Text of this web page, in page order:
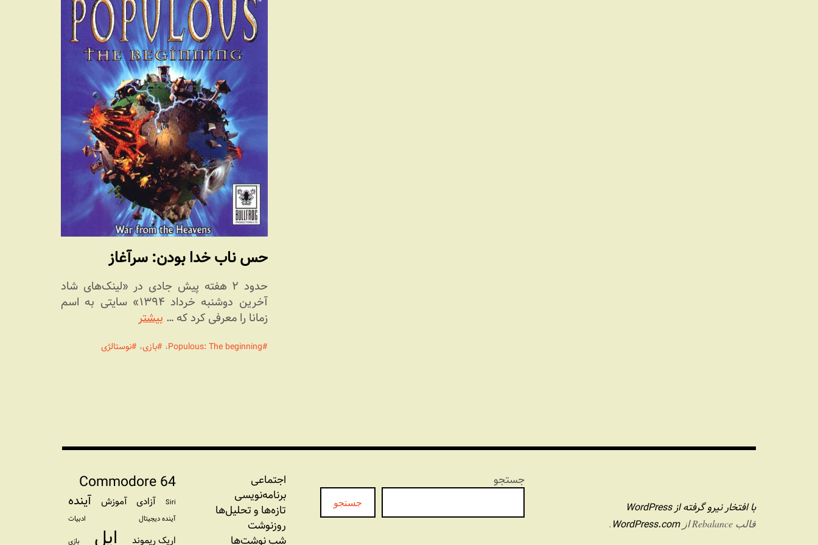
حس ناب خدا بودن: سرآغاز
حدود ۲ هفته پیش جادی در «لینک‌های شاد
آخرین دوشنبه خرداد ۱۳۹۴» سایتی به اسم
زمانا را معرفی کرد که …بیشتر
Populous: The beginning، بازی، نوستالژی
جستجو
جستجو
اجتماعی
برنامه‏‌نویسی
تازه‌‌ها و تحلیل‌ها
روزنوشت
شب نوشت‌ها
Commodore 64
Siri آزادی آموزش آینده
آینده دیجیتال ادبیات
اریک ریموند اپل
بازی
با افتخار نیرو گرفته از WordPress
قالب Rebalance از WordPress.com
.